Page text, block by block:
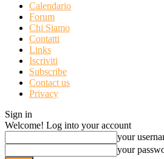
Calendario
Forum
Chi Siamo
Contatti
Links
Iscriviti
Subscribe
Contact us
Privacy
Sign in
Welcome! Log into your account
your
your